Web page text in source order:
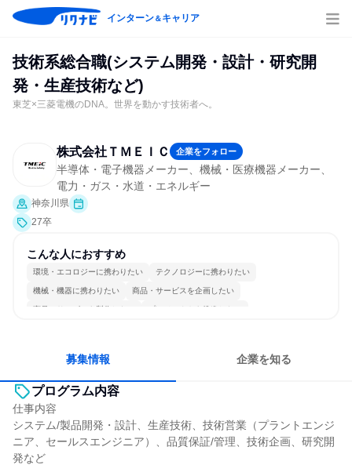
インターン＆キャリア
技術系総合職(システム開発・設計・研究開
発・生産技術など)
東芝×三菱電機のDNA。世界を動かす技術者へ。
株式会社ＴＭＥＩＣ 企業をフォロー
半導体・電子機器メーカー、機械・医療機器メーカー、
電力・ガス・水道・エネルギー
神奈川県
27卒
こんな人におすすめ
環境・エコロジーに携わりたい テクノロジーに携わりたい
機械・機器に携わりたい 商品・サービスを企画したい
商品・サービスを製作したい プロジェクトを推進したい
募集情報 企業を知る
プログラム内容
仕事内容
システム/製品開発・設計、生産技術、技術営業（プラントエンジ
ニア、セールスエンジニア）、品質保証/管理、技術企画、研究開
発など